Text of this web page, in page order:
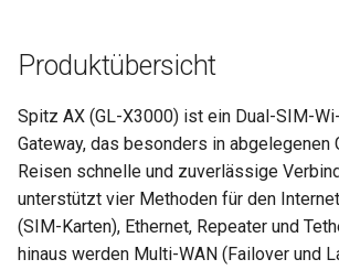
Produktübersicht
Spitz AX (GL-X3000) ist ein Dual-SIM-
Gateway, das besonders in abgelegenen
Reisen schnelle und zuverlässige
unterstützt vier Methoden für den
(SIM-Karten), Ethernet, Repeater und
hinaus werden Multi-WAN (Failover und